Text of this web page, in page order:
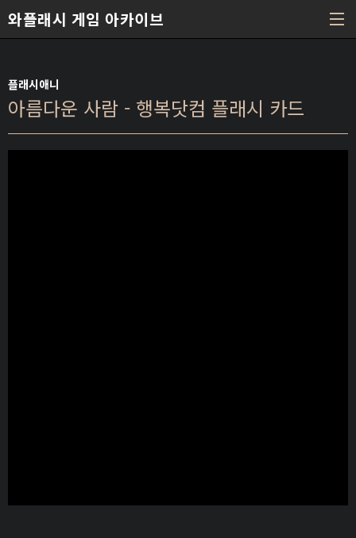
와플래시 게임 아카이브
플래시애니
아름다운 사람 - 행복닷컴 플래시 카드